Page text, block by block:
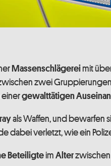
Massenschlägerei mit
zwei
gewalttätigen
als Waffen, und bewarfen
dabei verletzt, wie ein
Beteiligteim Alterzwischen